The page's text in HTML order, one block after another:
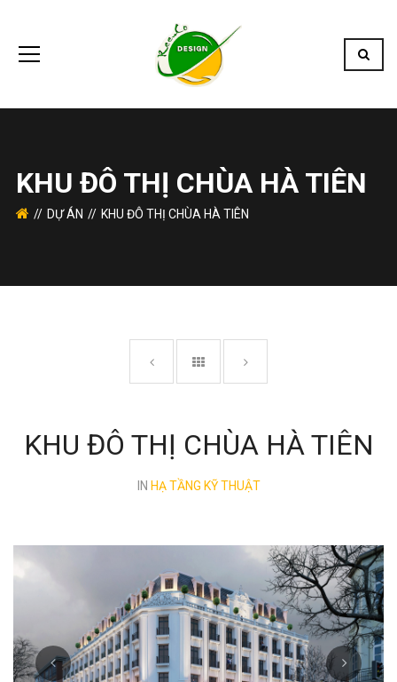
KHU ĐÔ THỊ CHÙA HÀ TIÊN
DỰ ÁN KHU ĐÔ THỊ CHÙA HÀ TIÊN
KHU ĐÔ THỊ CHÙA HÀ TIÊN
IN HẠ TẦNG KỸ THUẬT